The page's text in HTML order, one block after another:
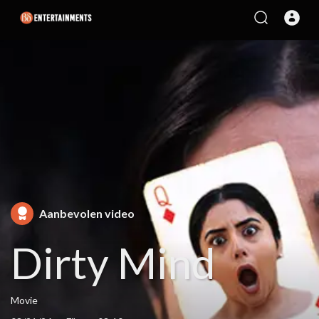
Aanbevolen video
Dirty Mind
Movie